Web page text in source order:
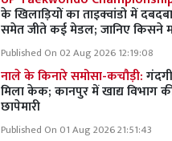
के खिलाड़ियों का ताइक्वांडो में
समेत जीते कई मेडल; जानिए किसने
Published On 02 Aug 2026 12:19:08
नाले के किनारे समोसा-कचौड़ी:
मिला केक; कानपुर में खाद्य विभाग
छापेमारी
Published On 01 Aug 2026 21:51:43